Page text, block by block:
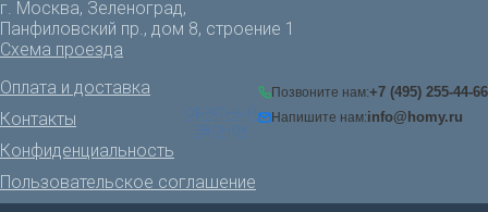
г. Москва, Зеленоград,
Панфиловский пр., дом 8, строение 1
Схема проезда
Оплата и доставка
Контакты
Конфиденциальность
Пользовательское соглашение
Позвоните нам:+7 (495) 255-44-66
Напишите нам:info@homy.ru
ОБРАТНЫЙ
ЗВОНОК